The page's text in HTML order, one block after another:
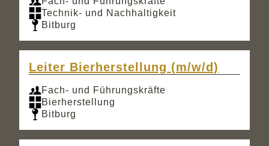
Technik- und Nachhaltigkeit
Bitburg
Leiter Bierherstellung (m/w/d)
Fach- und Führungskräfte
Bierherstellung
Bitburg